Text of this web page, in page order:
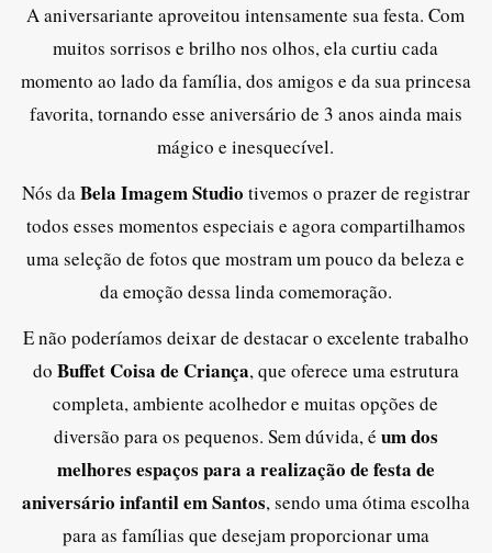
A aniversariante aproveitou intensamente sua festa. Com
muitos sorrisos e brilho nos olhos, ela curtiu cada
momento ao lado da família, dos amigos e da sua princesa
favorita, tornando esse aniversário de 3 anos ainda mais
mágico e inesquecível.
Nós daBela Imagem Studio tivemos o prazer de registrar
todos esses momentos especiais e agora compartilhamos
uma seleção de fotos que mostram um pouco da beleza e
da emoção dessa linda comemoração.
E não poderíamos deixar de destacar o excelente trabalho
do Buffet Coisa de Criança, que oferece uma estrutura
completa, ambiente acolhedor e muitas opções de
diversão para os pequenos. Sem dúvida, é um dos
melhores espaços para a realização de festa de
aniversário infantil em Santos, sendo uma ótima escolha
para as famílias que desejam proporcionar uma